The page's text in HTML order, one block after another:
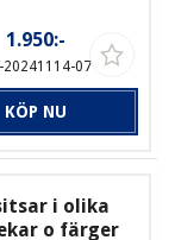
1.950:-
20241114-07
KÖP NU
i olika
o färger